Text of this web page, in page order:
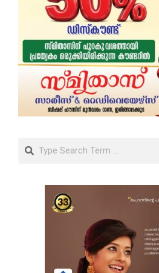
Search